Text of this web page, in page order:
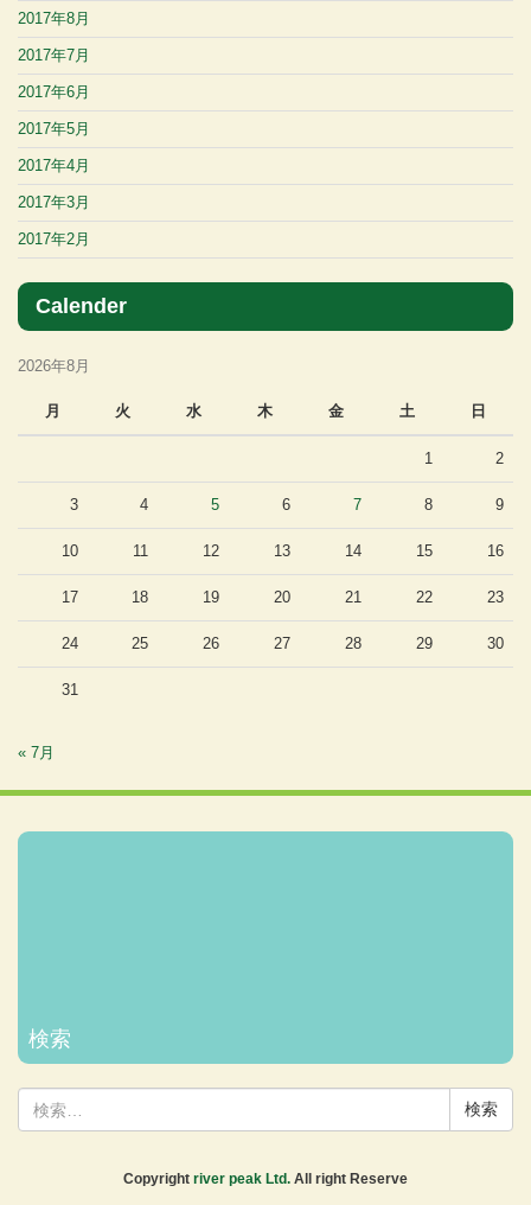
2017年8月
2017年7月
2017年6月
2017年5月
2017年4月
2017年3月
2017年2月
Calender
2026年8月
月 火 水 木 金 土 日
1 2
3 4 5 6 7 8 9
10 11 12 13 14 15 16
17 18 19 20 21 22 23
24 25 26 27 28 29 30
31
« 7月
検索
Copyright river peak Ltd. All right Reserve